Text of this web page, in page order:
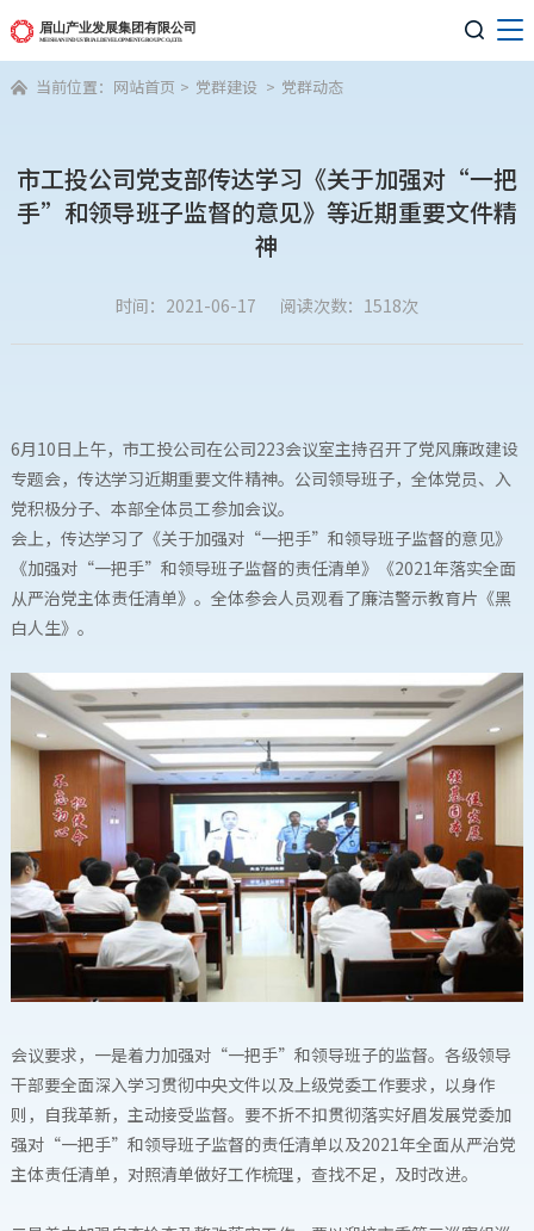

 当前位置： 网站首页 > 党群建设 > 党群动态
市工投公司党支部传达学习《关于加强对“一把
手”和领导班子监督的意见》等近期重要文件精
神
时间：2021-06-17 阅读次数：1518次
6月10日上午，市工投公司在公司223会议室主持召开了党风廉政建设
专题会，传达学习近期重要文件精神。公司领导班子，全体党员、入
党积极分子、本部全体员工参加会议。
会上，传达学习了《关于加强对“一把手”和领导班子监督的意见》
《加强对“一把手”和领导班子监督的责任清单》《2021年落实全面
从严治党主体责任清单》。全体参会人员观看了廉洁警示教育片《黑
白人生》。
会议要求，一是着力加强对“一把手”和领导班子的监督。各级领导
干部要全面深入学习贯彻中央文件以及上级党委工作要求，以身作
则，自我革新，主动接受监督。要不折不扣贯彻落实好眉发展党委加
强对“一把手”和领导班子监督的责任清单以及2021年全面从严治党
主体责任清单，对照清单做好工作梳理，查找不足，及时改进。